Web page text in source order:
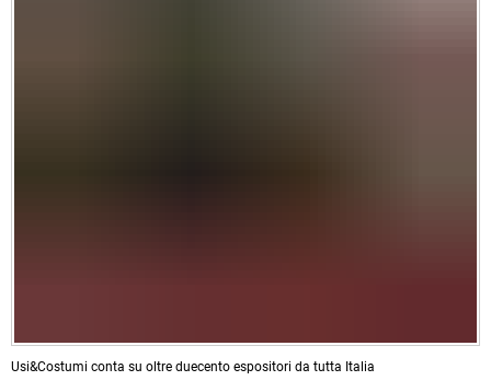
Usi&Costumi conta su oltre duecento espositori da tutta Italia